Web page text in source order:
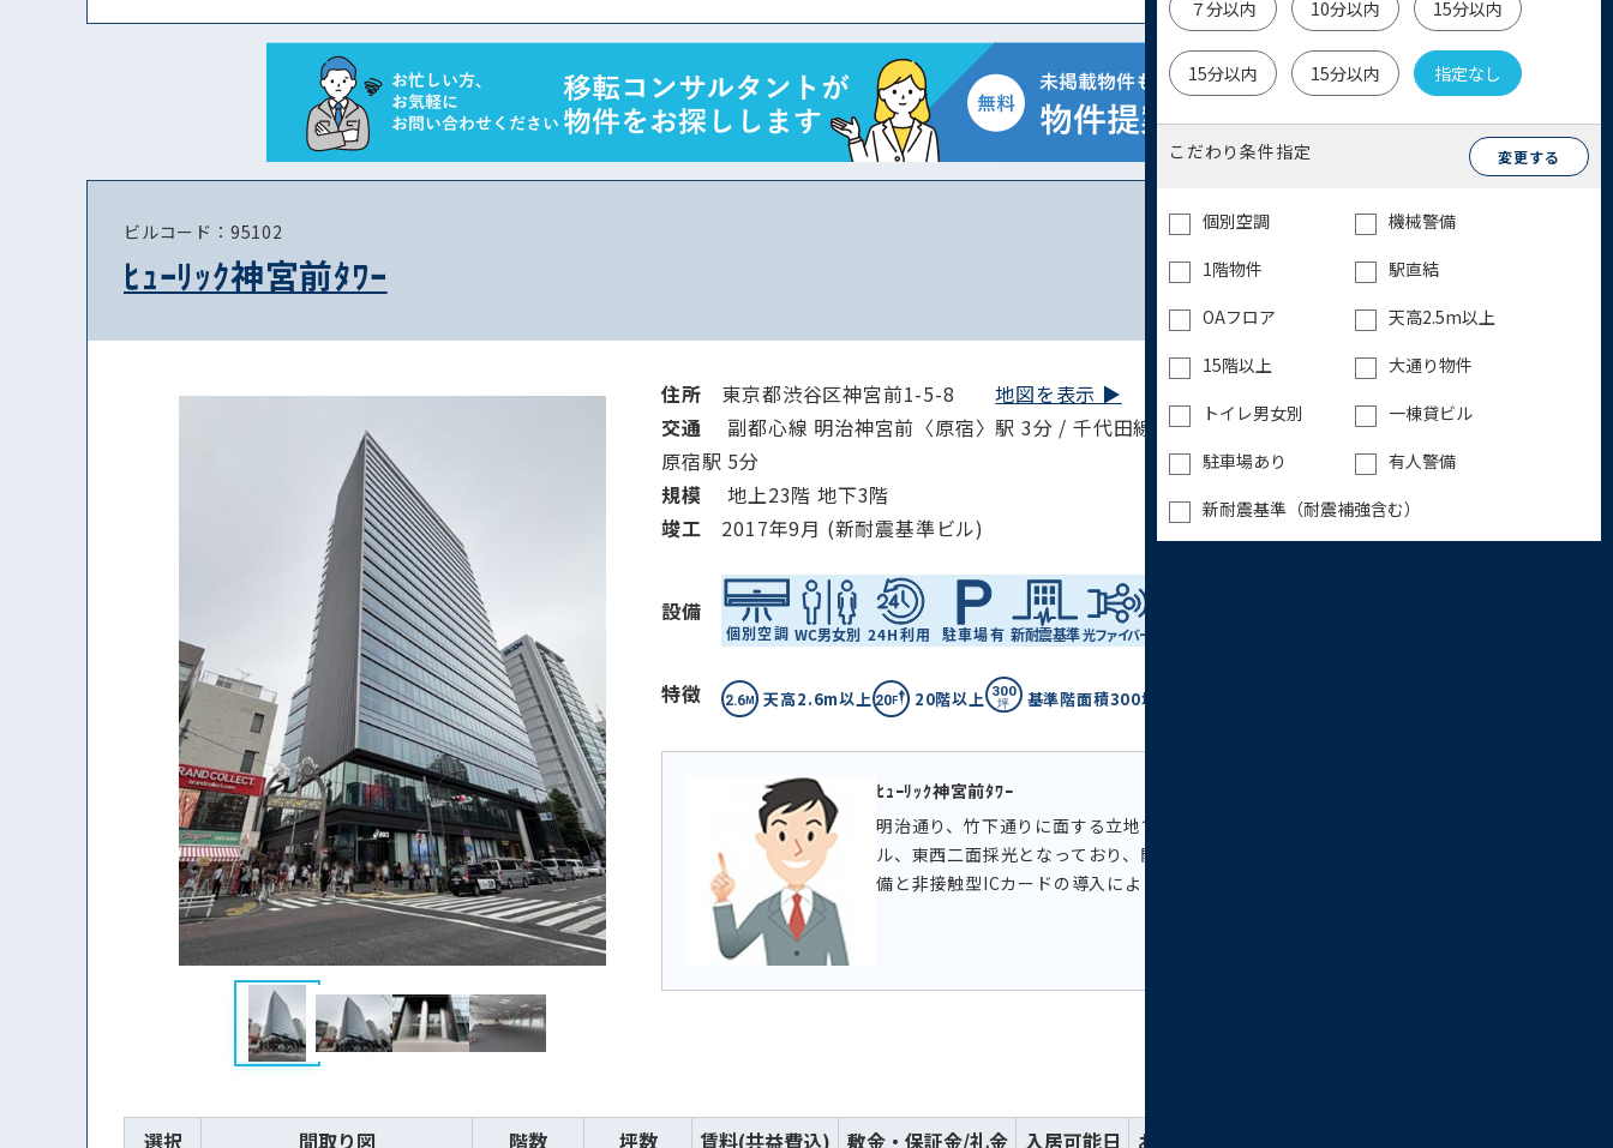
７分以内 10分以内 15分以内
15分以内 15分以内 指定なし
こだわり条件指定 変更する
個別空調
機械警備
1階物件
駅直結
OAフロア
天高2.5m以上
15階以上
大通り物件
トイレ男女別
一棟貸ビル
駐車場あり
有人警備
新耐震基準（耐震補強含む）
住所
から探す
路線・駅
から探す
条件を絞り込む
ビルコード：95102
ﾋｭｰﾘｯｸ神宮前ﾀﾜｰ
住所 東京都渋谷区神宮前1-5-8地図を表示 ▶︎
交通
副都心線 明治神宮前〈原宿〉駅 3分 / 千代田線 明治神宮前〈原宿〉駅 3分 / 山手線
原宿駅 5分
規模
地上23階 地下3階
竣⼯ 2017年9月 (新耐震基準ビル)
設備
特徴 天高2.6m以上 20階以上 基準階面積300坪以上の大型オフィスビル
ﾋｭｰﾘｯｸ神宮前ﾀﾜｰ
明治通り、竹下通りに面する立地です。オフィスフロアは天高3メート
ル、東西二面採光となっており、開放感があります。また、24時間有人警
備と非接触型ICカードの導入によりセキュリティ面も安心です。
選択 間取り図 階数 坪数 賃料(共益費込) 敷金・保証金/礼金 入居可能日 お気に入り